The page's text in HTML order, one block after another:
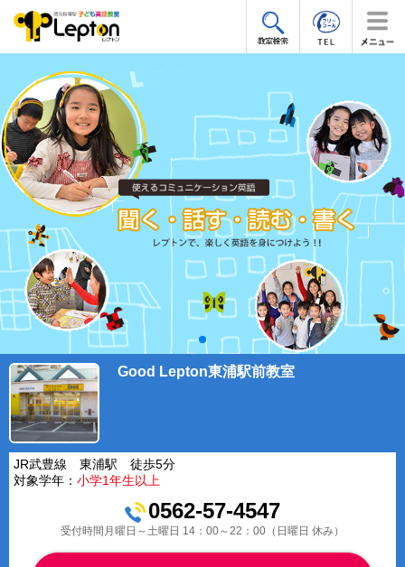
Good Lepton東浦駅前教室
JR武豊線 東浦駅 徒歩5分
対象学年： 小学1年生以上
0562-57-4547
受付時間月曜日～土曜日 14：00～22：00（日曜日 休み）